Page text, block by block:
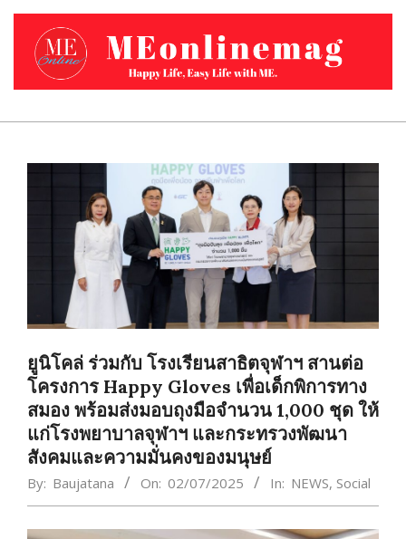
Skip
content
Primary
ยูนิโคล่ ร่วมกับ โรงเรียนสาธิตจุฬาฯ สานต่อ
โครงการ Happy Gloves เพื่อเด็กพิการทาง
สมอง พร้อมส่งมอบถุงมือจำนวน 1,000 ชุด ให้
แก่โรงพยาบาลจุฬาฯ และกระทรวงพัฒนา
สังคมและความมั่นคงของมนุษย์
By: Baujatana On: 02/07/2025 In: NEWS, Social